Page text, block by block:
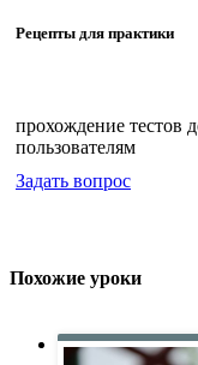
Рецепты для практики
прохождение тестов
пользователям
Задать вопрос
Похожие уроки